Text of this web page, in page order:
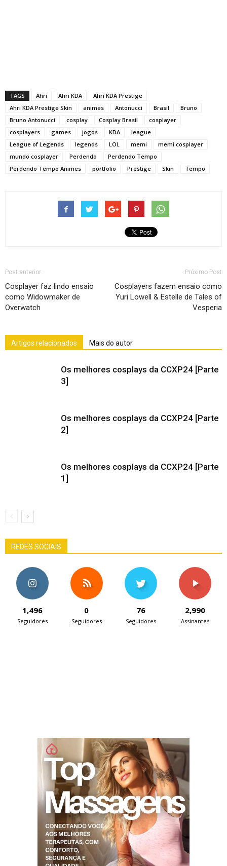
TAGS Ahri Ahri KDA
Ahri KDA Prestige
Ahri KDA Prestige Skin
animes Antonucci Brasil
Bruno
Bruno Antonucci
cosplay Cosplay Brasil
cosplayer
cosplayers
games jogos KDA
league
League of Legends
legends LOL memi
memi cosplayer
mundo cosplayer
Perdendo
Perdendo Tempo
Perdendo Tempo Animes
portfolio Prestige Skin Tempo
Post anterior
Cosplayer faz lindo ensaio
como Widowmaker de
Overwatch
Próximo Post
Cosplayers fazem ensaio como
Yuri Lowell & Estelle de Tales of
Vesperia
Artigos relacionados Mais do autor
Os melhores cosplays da CCXP24 [Parte
3]
Os melhores cosplays da CCXP24 [Parte
2]
Os melhores cosplays da CCXP24 [Parte
1]
REDES SOCIAIS
1,496
Seguidores
0
Seguidores
76
Seguidores
2,990
Assinantes